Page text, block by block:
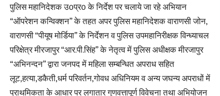
पुलिस महानिदेशक उ0प्र0 के निर्देश पर चलाये जा रहे अभियान
“ऑपरेशन कन्विक्शन” के तहत अपर पुलिस महानिदेशक वाराणसी जोन,
वाराणसी “पीयूष मोर्डिया” के निर्देशन व पुलिस उपमहानिरीक्षक विन्ध्याचल
परिक्षेत्र मीरजापुर “आर.पी.सिंह” के नेतृत्व में पुलिस अधीक्षक मीरजापुर
“अभिनन्दन” द्वारा जनपद में महिला सम्बन्धित अपराध सहित
लूट,हत्या,डकैती,धर्म परिवर्तन,गोवध अधिनियम व अन्य जघन्य अपराधों में
प्राथमिकता के आधार पर लगातार गुणवत्तापूर्ण विवेचना तथा अभियोजन